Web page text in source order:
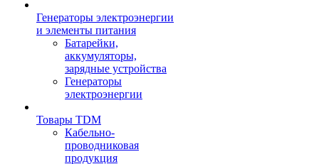
Генераторы электроэнергии
и элементы питания
Батарейки,
аккумуляторы,
зарядные устройства
Генераторы
электроэнергии
Товары TDM
Кабельно-
проводниковая
продукция